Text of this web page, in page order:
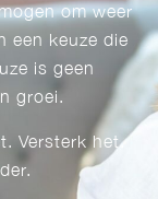
om weer
een keuze die
is geen
groei.
Versterk het.